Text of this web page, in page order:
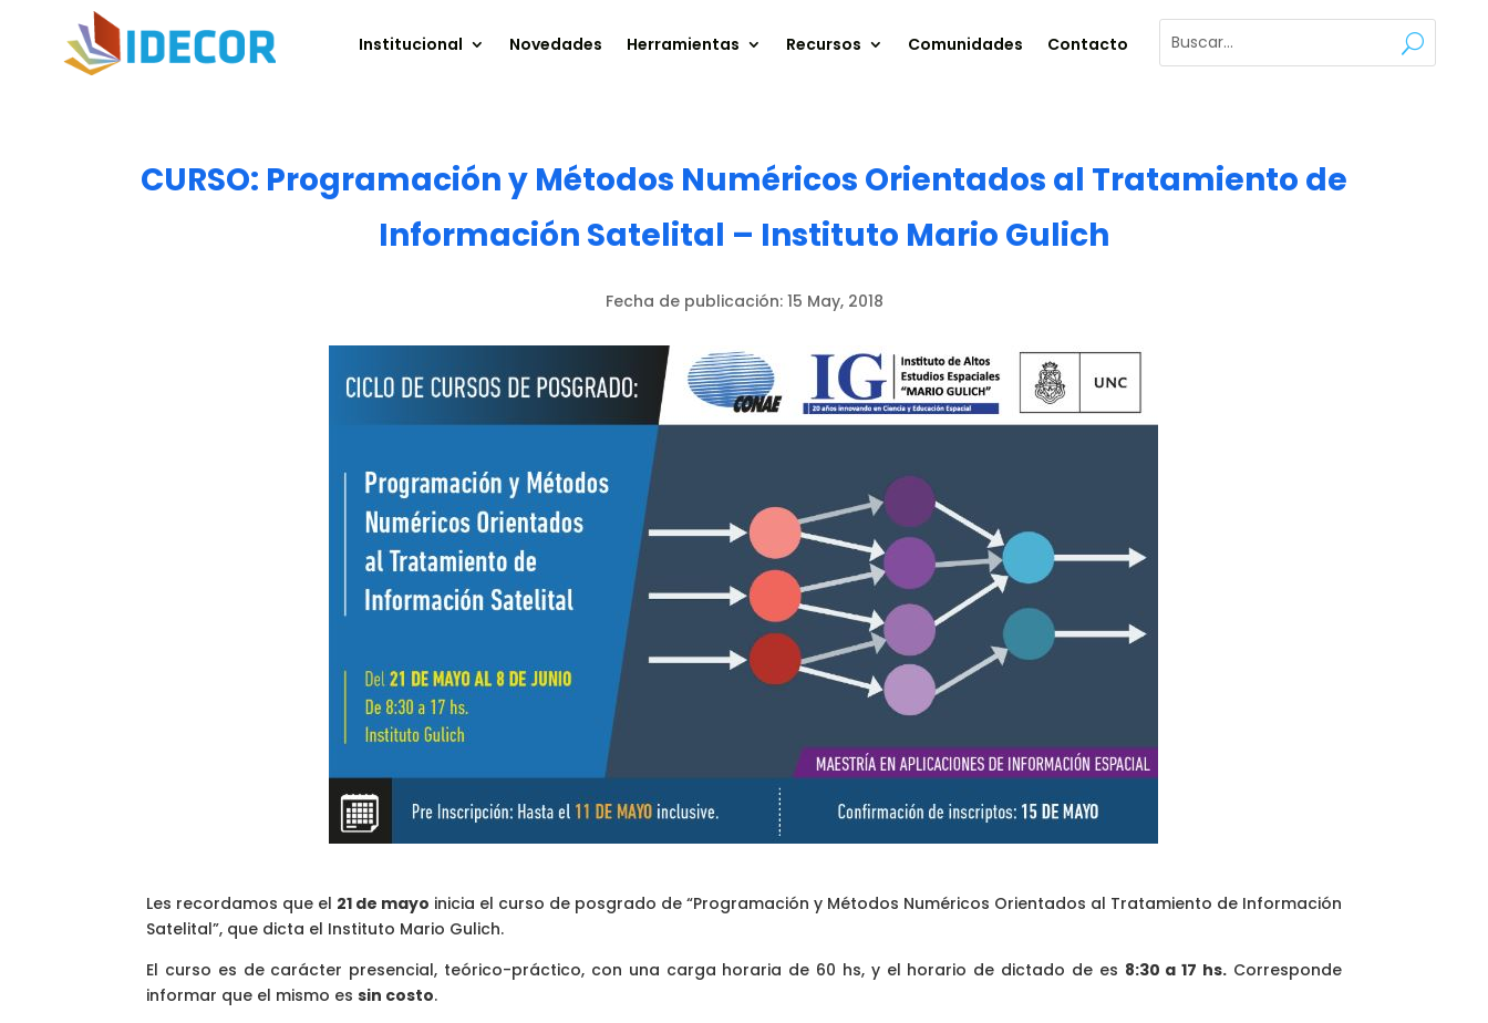
Institucional Novedades Herramientas Recursos Comunidades Contacto
CURSO: Programación y Métodos Numéricos Orientados al Tratamiento de
Información Satelital – Instituto Mario Gulich
Fecha de publicación: 15 May, 2018
Les recordamos que el 21 de mayo inicia el curso de posgrado de “Programación y Métodos Numéricos Orientados al Tratamiento de Información
Satelital”, que dicta el Instituto Mario Gulich.
El curso es de carácter presencial, teórico-práctico, con una carga horaria de 60 hs, y el horario de dictado de es 8:30 a 17 hs. Corresponde
informar que el mismo es sin costo.